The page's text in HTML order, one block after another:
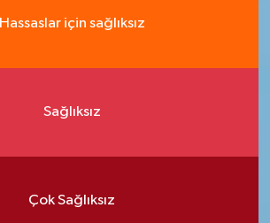
Hassaslar için sağlıksız
Sağlıksız
Çok Sağlıksız